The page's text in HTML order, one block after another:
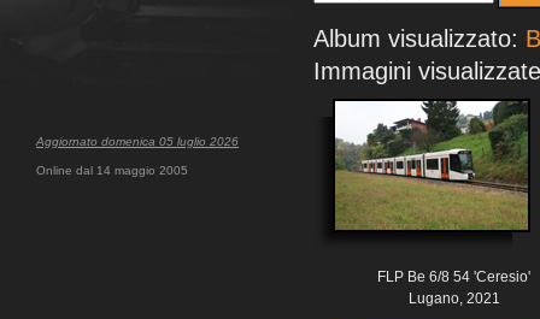
Aggiornato domenica 05 luglio 2026
Online dal 14 maggio 2005
Album visualizzato:
Immagini
FLP Be 6/8 54 'Ceresio'
Lugano, 2021